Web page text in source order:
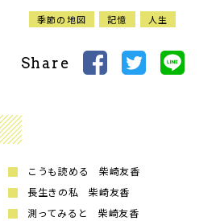
季節の地図 記憶 人生
Share
こうも読める 柴崎友香
長生きの私 柴崎友香
測ってみると 柴崎友香